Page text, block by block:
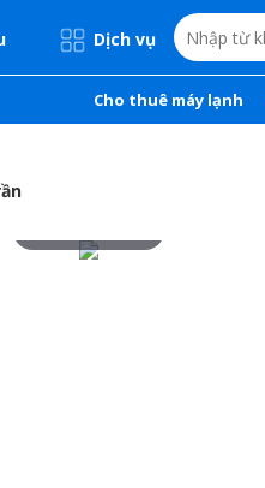
Dịch vụ
Cho thuê máy lạnh